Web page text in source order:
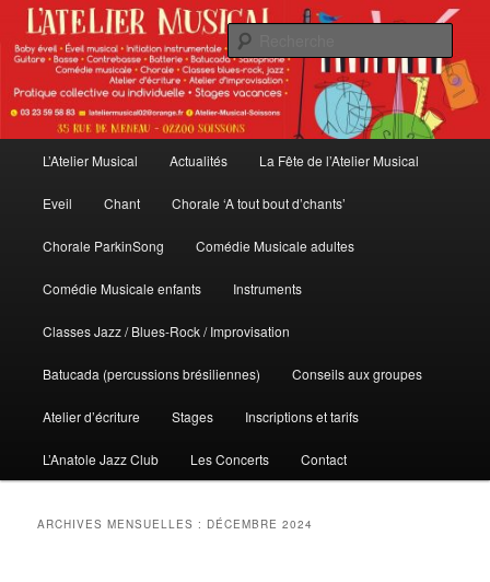
Aller
contenu
Aller
contenu
secondaire
L'Atelier Musical
L’Atelier Musical Actualités La Fête de l’Atelier Musical
Eveil Chant Chorale ‘A tout bout d’chants’
Chorale ParkinSong Comédie Musicale adultes
Comédie Musicale enfants Instruments
Classes Jazz / Blues-Rock / Improvisation
Batucada (percussions brésiliennes) Conseils aux groupes
Atelier d’écriture Stages Inscriptions et tarifs
L’Anatole Jazz Club Les Concerts Contact
ARCHIVES MENSUELLES : DÉCEMBRE 2024